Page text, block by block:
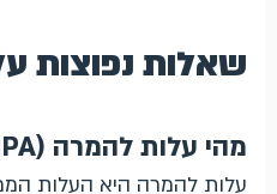
שאלות נפוצות
מהי עלות להמרה (CPA)?
עלות להמרה היא העלות